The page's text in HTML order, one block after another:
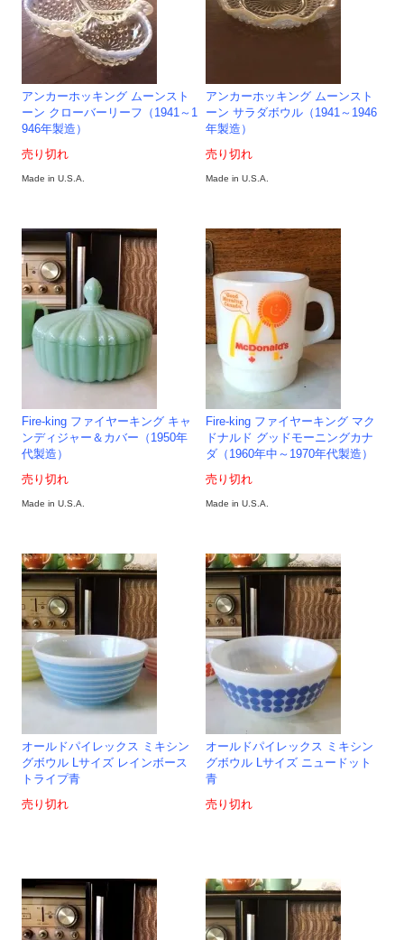
アンカーホッキング ムーンスト
ーン クローバーリーフ（1941～1
946年製造）
売り切れ
Made in U.S.A.
アンカーホッキング ムーンスト
ーン サラダボウル（1941～1946
年製造）
売り切れ
Made in U.S.A.
Fire-king ファイヤーキング キャ
ンディジャー＆カバー（1950年
代製造）
売り切れ
Made in U.S.A.
Fire-king ファイヤーキング マク
ドナルド グッドモーニングカナ
ダ（1960年中～1970年代製造）
売り切れ
Made in U.S.A.
オールドパイレックス ミキシン
グボウル Lサイズ レインボース
トライプ青
売り切れ
オールドパイレックス ミキシン
グボウル Lサイズ ニュードット
青
売り切れ